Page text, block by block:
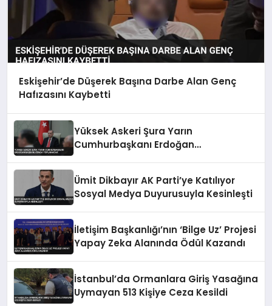
Eskişehir’de Düşerek Başına Darbe Alan Genç
Hafızasını Kaybetti
Yüksek Askeri Şura Yarın
Cumhurbaşkanı Erdoğan
Ümit Dikbayır AK Parti’ye Katılıyor
Sosyal Medya Duyurusuyla Kesinleşti
İletişim Başkanlığı’nın ‘Bilge Uz’ Projesi
Yapay Zeka Alanında Ödül Kazandı
İstanbul’da Ormanlara Giriş Yasağına
Uymayan 513 Kişiye Ceza Kesildi